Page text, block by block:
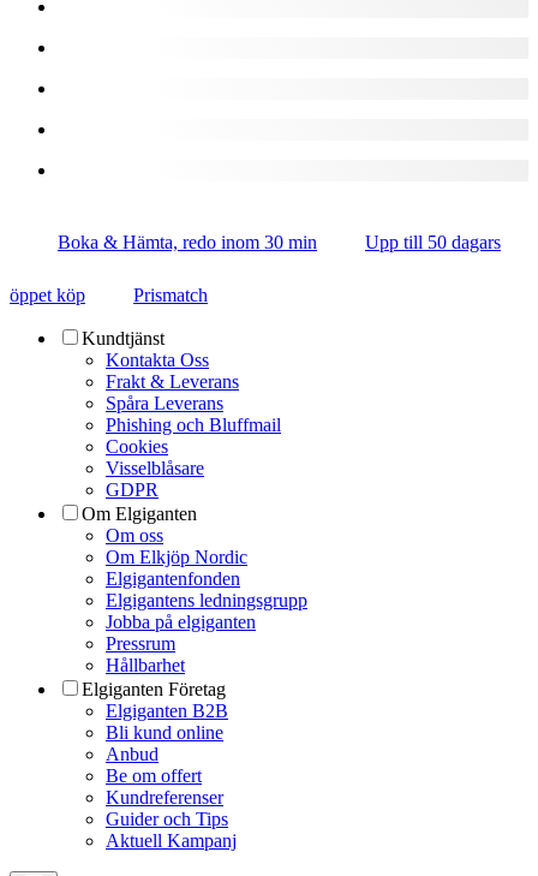
Boka & Hämta, redo inom 30 min Upp till 50 dagars
öppet köp Prismatch
Kundtjänst
Kontakta Oss
Frakt & Leverans
Spåra Leverans
Phishing och Bluffmail
Cookies
Visselblåsare
GDPR
Om Elgiganten
Om oss
Om Elkjöp Nordic
Elgigantenfonden
Elgigantens ledningsgrupp
Jobba på elgiganten
Pressrum
Hållbarhet
Elgiganten Företag
Elgiganten B2B
Bli kund online
Anbud
Be om offert
Kundreferenser
Guider och Tips
Aktuell Kampanj